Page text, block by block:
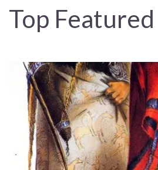
Top Featured